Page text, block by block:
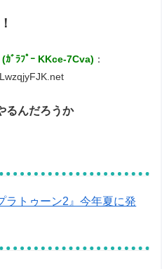
ｶﾞﾗﾌﾟｰ KKce-7Cva) ：
るんだろうか
ラトゥーン2』今年夏に発